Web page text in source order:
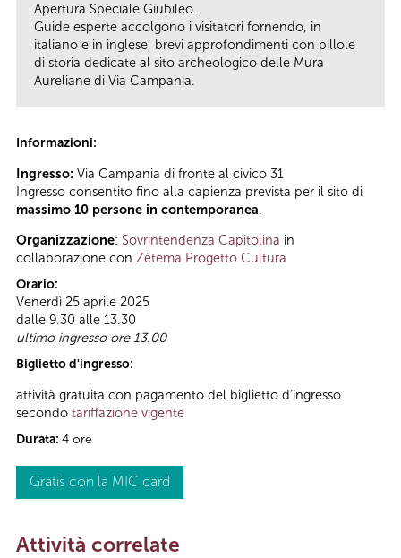
Apertura Speciale Giubileo.
Guide esperte accolgono i visitatori fornendo, in
italiano e in inglese, brevi approfondimenti con pillole
di storia dedicate al sito archeologico delle Mura
Aureliane di Via Campania.
Informazioni:
Ingresso: Via Campania di fronte al civico 31
Ingresso consentito fino alla capienza prevista per il sito di
massimo 10 persone in contemporanea.
Organizzazione: Sovrintendenza Capitolina in
collaborazione con Zètema Progetto Cultura
Orario:
Venerdì 25 aprile 2025
dalle 9.30 alle 13.30
ultimo ingresso ore 13.00
Biglietto d'ingresso:
attività gratuita con pagamento del biglietto d’ingresso
secondo tariffazione vigente
Durata: 4 ore
Gratis con la MIC card
Attività correlate